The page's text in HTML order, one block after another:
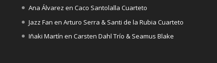
Ana Álvarez en Caco Santolalla Cuarteto
Jazz Fan en Arturo Serra & Santi de la Rubia Cuarteto
Iñaki Martín en Carsten Dahl Trío & Seamus Blake